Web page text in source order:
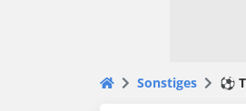
Sonstiges ⚽